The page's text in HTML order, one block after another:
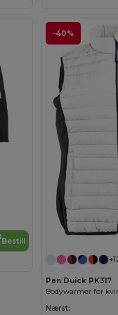
Bestill
-40%
Pen Duick PK317
Bodywarmer for
Nærst: